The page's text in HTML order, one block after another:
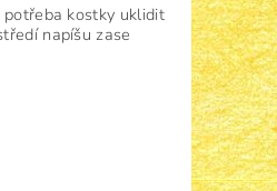
kostky uklidit
napíšu zase